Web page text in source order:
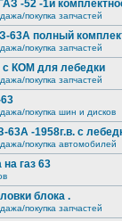
-52 -1й
покупка запчастей
63А полный
покупка запчастей
с КОМ для лебедки
покупка запчастей
покупка шин и дисков
63А -1958г.в. с
покупка автомобилей
газ 63
блока .
покупка запчастей